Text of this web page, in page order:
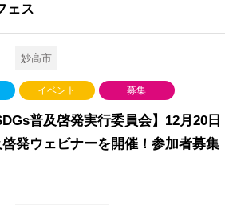
ェス
妙高市
イベント 募集
普及啓発実行委員会】12月20日
発ウェビナーを開催！参加者募集